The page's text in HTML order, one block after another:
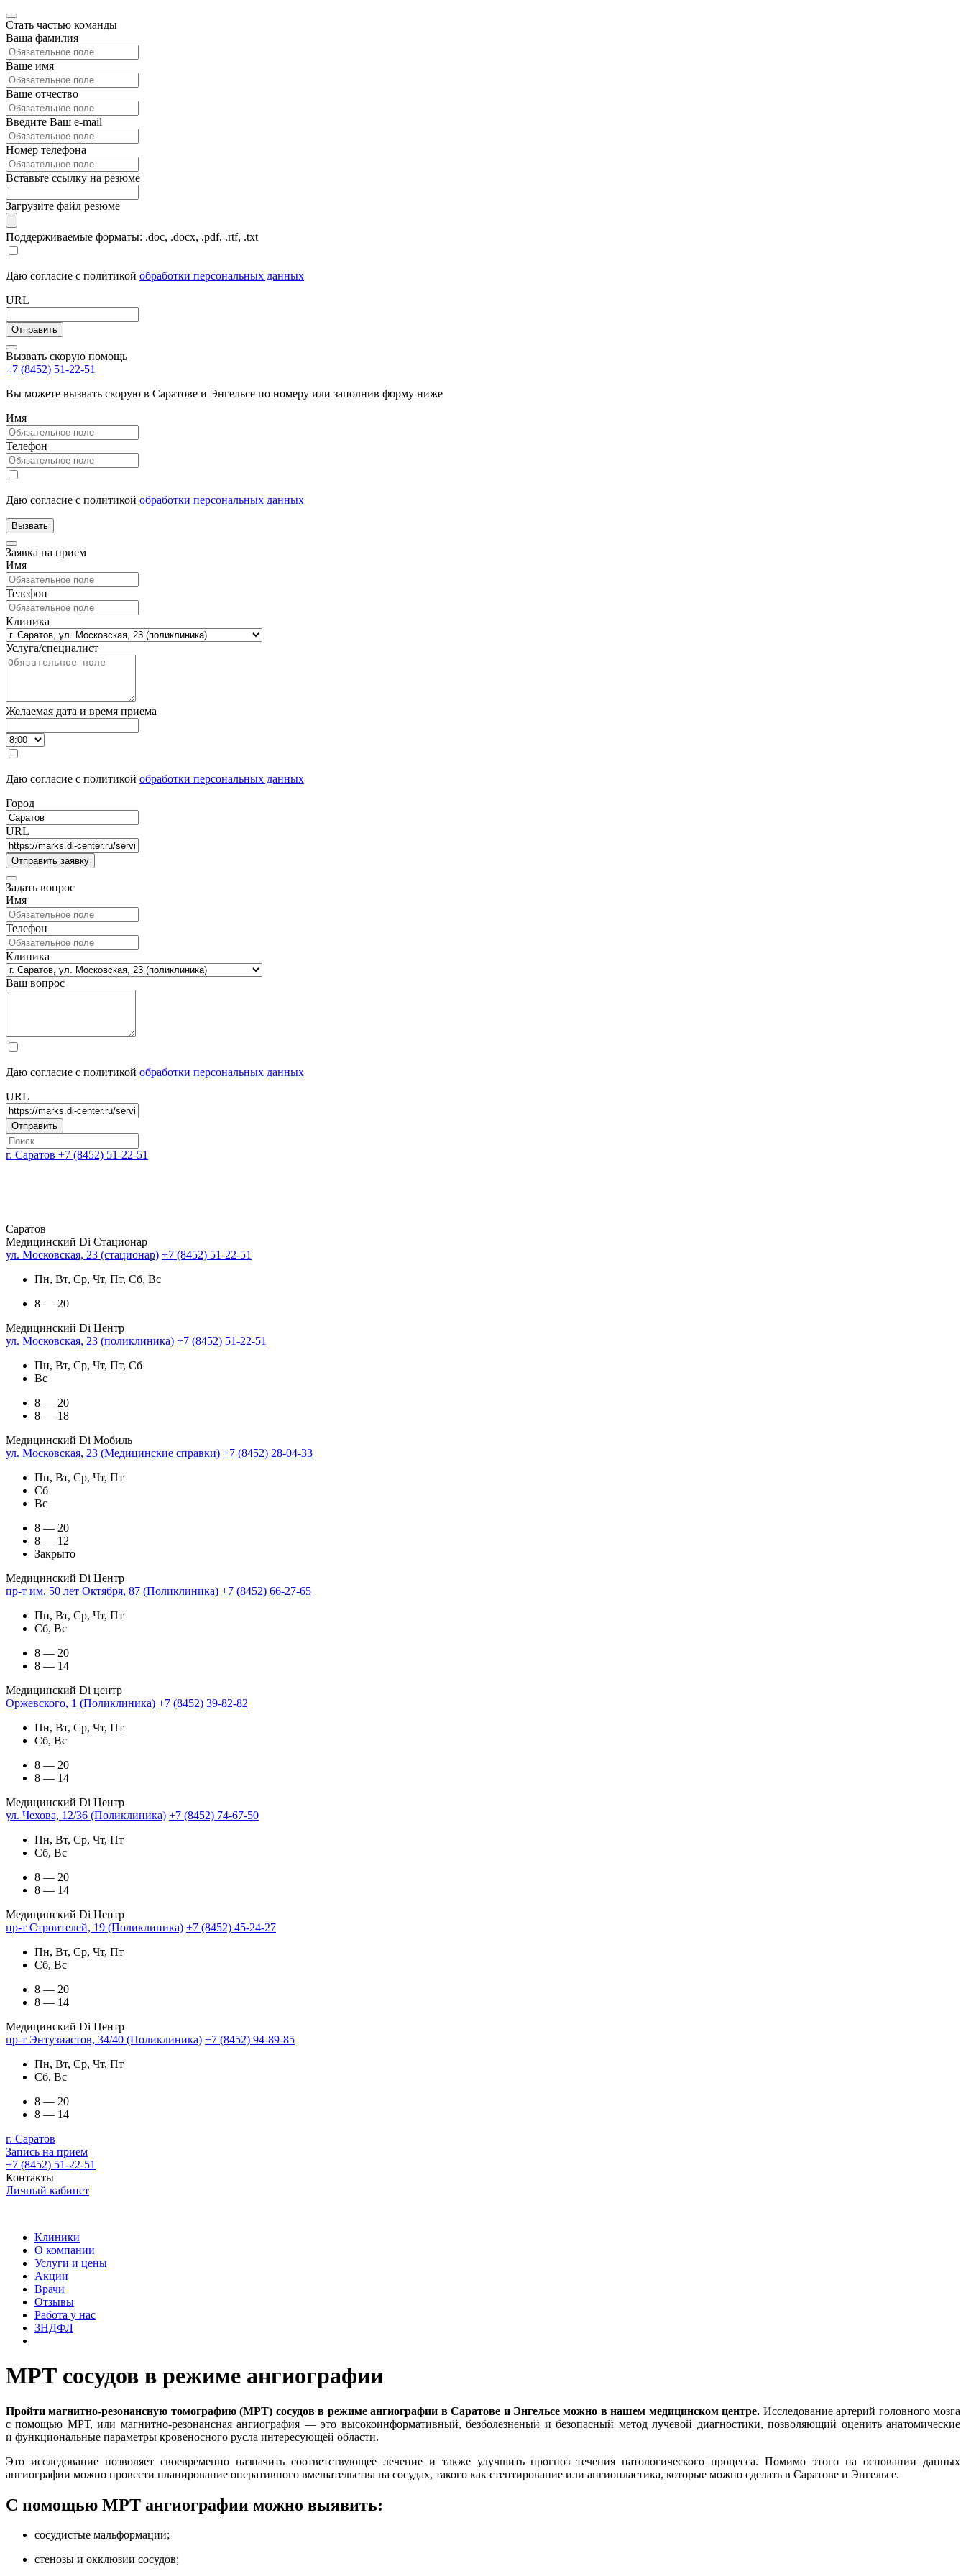
Стать частью команды
Ваша фамилия
Ваше имя
Ваше отчество
Введите Ваш e-mail
Номер телефона
Вставьте ссылку на резюме
Загрузите файл резюме
Поддерживаемые форматы: .doc, .docx, .pdf, .rtf, .txt
Даю согласие с политикой обработки персональных данных
URL
Вызвать скорую помощь
+7 (8452) 51-22-51
Вы можете вызвать скорую в Саратове и Энгельсе по номеру или заполнив форму ниже
Имя
Телефон
Даю согласие с политикой обработки персональных данных
Заявка на прием
Имя
Телефон
Клиника
Услуга/специалист
Желаемая дата и время приема
Даю согласие с политикой обработки персональных данных
Город
URL
Задать вопрос
Имя
Телефон
Клиника
Ваш вопрос
Даю согласие с политикой обработки персональных данных
URL
г. Саратов +7 (8452) 51-22-51
Саратов
Медицинский Di Стационар
ул. Московская, 23 (стационар) +7 (8452) 51-22-51
Пн, Вт, Ср, Чт, Пт, Сб, Вс
8 — 20
Медицинский Di Центр
ул. Московская, 23 (поликлиника) +7 (8452) 51-22-51
Пн, Вт, Ср, Чт, Пт, Сб
Вс
8 — 20
8 — 18
Медицинский Di Мобиль
ул. Московская, 23 (Медицинские справки) +7 (8452) 28-04-33
Пн, Вт, Ср, Чт, Пт
Сб
Вс
8 — 20
8 — 12
Закрыто
Медицинский Di Центр
пр-т им. 50 лет Октября, 87 (Поликлиника) +7 (8452) 66-27-65
Пн, Вт, Ср, Чт, Пт
Сб, Вс
8 — 20
8 — 14
Медицинский Di центр
Оржевского, 1 (Поликлиника) +7 (8452) 39-82-82
Пн, Вт, Ср, Чт, Пт
Сб, Вс
8 — 20
8 — 14
Медицинский Di Центр
ул. Чехова, 12/36 (Поликлиника) +7 (8452) 74-67-50
Пн, Вт, Ср, Чт, Пт
Сб, Вс
8 — 20
8 — 14
Медицинский Di Центр
пр-т Строителей, 19 (Поликлиника) +7 (8452) 45-24-27
Пн, Вт, Ср, Чт, Пт
Сб, Вс
8 — 20
8 — 14
Медицинский Di Центр
пр-т Энтузиастов, 34/40 (Поликлиника) +7 (8452) 94-89-85
Пн, Вт, Ср, Чт, Пт
Сб, Вс
8 — 20
8 — 14
г. Саратов
Запись на прием
+7 (8452) 51-22-51
Контакты
Личный кабинет
Клиники
О компании
Услуги и цены
Акции
Врачи
Отзывы
Работа у нас
3НДФЛ
МРТ сосудов в режиме ангиографии
Пройти магнитно-резонансную томографию (МРТ) сосудов в режиме ангиографии в Саратове и Энгельсе можно в нашем медицинском центре. Исследование артерий головного мозга
с помощью МРТ, или магнитно-резонансная ангиография — это высокоинформативный, безболезненый и безопасный метод лучевой диагностики, позволяющий оценить анатомические
и функциональные параметры кровеносного русла интересующей области.
Это исследование позволяет своевременно назначить соответствующее лечение и также улучшить прогноз течения патологического процесса. Помимо этого на основании данных
ангиографии можно провести планирование оперативного вмешательства на сосудах, такого как стентирование или ангиопластика, которые можно сделать в Саратове и Энгельсе.
С помощью МРТ ангиографии можно выявить:
сосудистые мальформации;
стенозы и окклюзии сосудов;